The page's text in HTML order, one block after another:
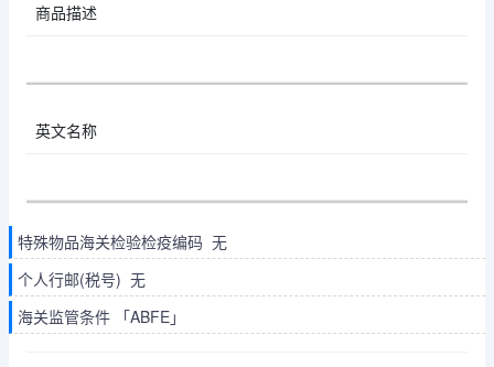
商品描述
英文名称
特殊物品海关检验检疫编码 无
个人行邮(税号) 无
海关监管条件 「ABFE」